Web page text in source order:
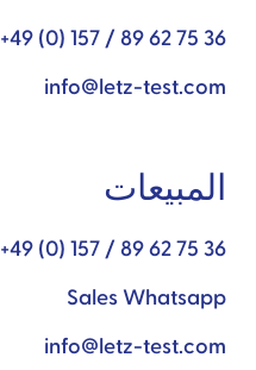
+49 (0) 157 / 89 62 75 36
info@letz-test.com
المبيعات
+49 (0) 157 / 89 62 75 36
Sales Whatsapp
info@letz-test.com